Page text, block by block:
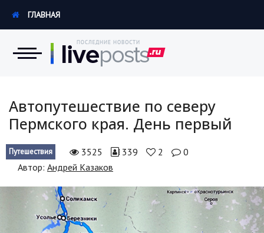
Экономика
Происшествия
Россия
Наука и техника
ГЛАВНАЯ
Автопутешествие по северу
Пермского края. День первый
Путешествия 3525 339 2
0
Автор: Андрей Казаков